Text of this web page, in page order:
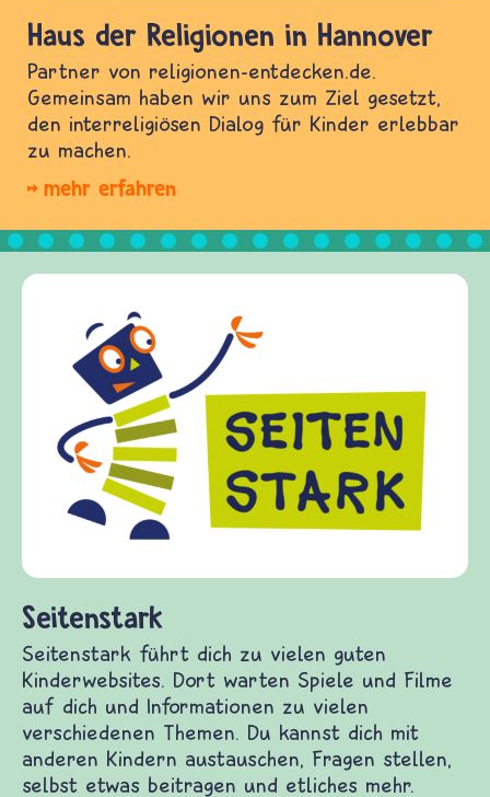
Haus der Religionen in Hannover
Partner von religionen-entdecken.de.
Gemeinsam haben wir uns zum Ziel gesetzt,
den interreligiösen Dialog für Kinder erlebbar
zu machen.
mehr erfahren
Seitenstark
Seitenstark führt dich zu vielen guten
Kinderwebsites. Dort warten Spiele und Filme
auf dich und Informationen zu vielen
verschiedenen Themen. Du kannst dich mit
anderen Kindern austauschen, Fragen stellen,
selbst etwas beitragen und etliches mehr.